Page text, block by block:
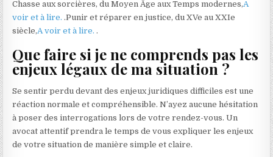
Chasse aux sorcières, du Moyen Âge aux Temps modernes,A
voir et à lire..Punir et réparer en justice, du XVe au XXIe
siècle,A voir et à lire..
Que faire si je ne comprends pas les
enjeux légaux de ma situation ?
Se sentir perdu devant des enjeux juridiques difficiles est une
réaction normale et compréhensible. N’ayez aucune hésitation
à poser des interrogations lors de votre rendez-vous. Un
avocat attentif prendra le temps de vous expliquer les enjeux
de votre situation de manière simple et claire.